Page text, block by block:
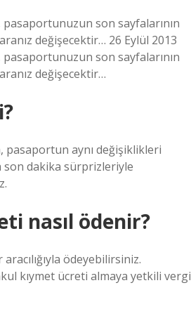
son sayfalarının
değişecektir… 26 Eylül 2013
son sayfalarının
değişecektir…
pasaportun aynı değişiklikleri
son dakika sürprizleriyle
nasıl ödenir?
ödeyebilirsiniz.
kıymet ücreti almaya yetkili vergi